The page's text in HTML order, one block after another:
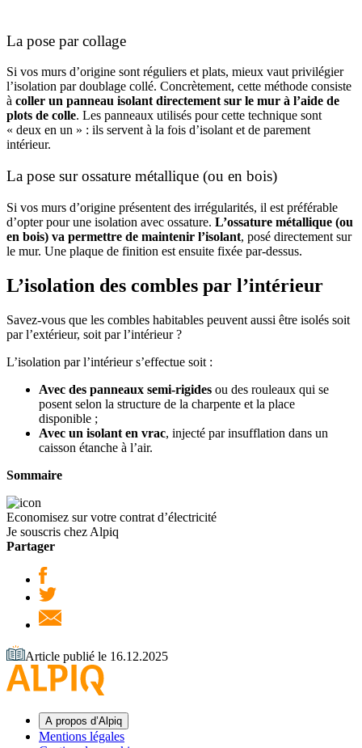
La pose par collage
Si vos murs d’origine sont réguliers et plats, mieux vaut privilégier
l’isolation par doublage collé. Concrètement, cette méthode consiste
à coller un panneau isolant directement sur le mur à l’aide de
plots de colle. Les panneaux utilisés pour cette technique sont
« deux en un » : ils servent à la fois d’isolant et de parement
intérieur.
La pose sur ossature métallique (ou en bois)
Si vos murs d’origine présentent des irrégularités, il est préférable
d’opter pour une isolation avec ossature. L’ossature métallique (ou
en bois) va permettre de maintenir l’isolant, posé directement sur
le mur. Une plaque de finition est ensuite fixée par-dessus.
L’isolation des combles par l’intérieur
Savez-vous que les combles habitables peuvent aussi être isolés soit
par l’extérieur, soit par l’intérieur ?
L’isolation par l’intérieur s’effectue soit :
Avec des panneaux semi-rigides ou des rouleaux qui se
posent selon la structure de la charpente et la place
disponible ;
Avec un isolant en vrac, injecté par insufflation dans un
caisson étanche à l’air.
Sommaire
Economisez sur votre contrat d’électricité
Je souscris chez Alpiq
Partager
Article publié le 16.12.2025
A propos d’Alpiq
Mentions légales